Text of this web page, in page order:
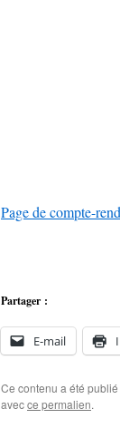
Page de compte-
Partager :
E-mail
Ce contenu a été
avecce permalien.